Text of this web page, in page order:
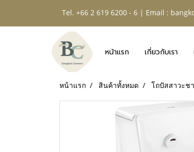
Tel. +66 2 619 6200 - 6 | Email :
หน้าแรก เกี่ยวกับเรา
หน้าแรก สินค้าทั้งหมด โถปัสสาวะช